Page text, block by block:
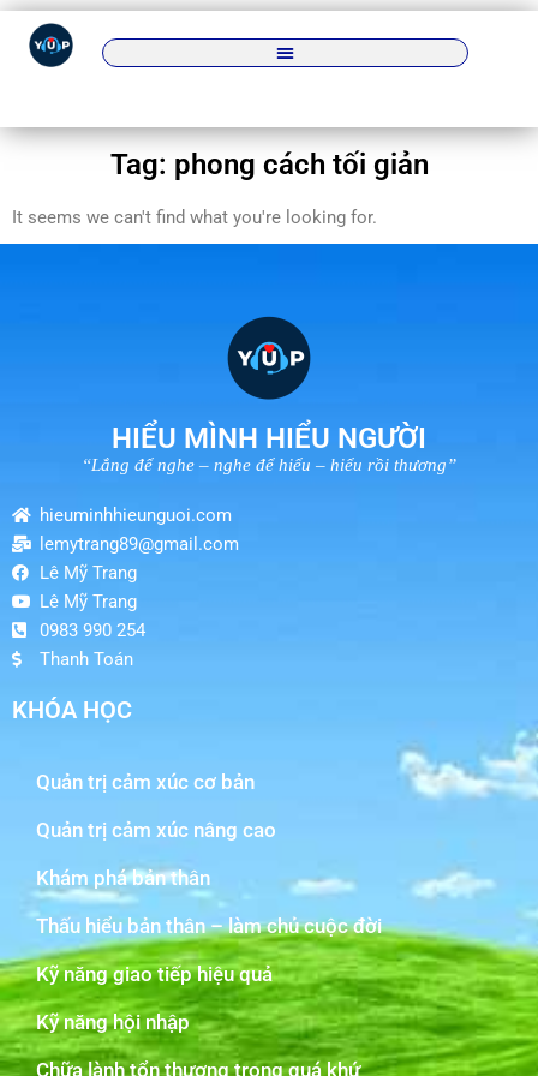
Tag: phong cách tối giản
It seems we can't find what you're looking for.
HIỂU MÌNH HIỂU NGƯỜI
“Lắng để nghe – nghe để hiểu – hiểu rồi thương”
hieuminhhieunguoi.com
lemytrang89@gmail.com
Lê Mỹ Trang
Lê Mỹ Trang
0983 990 254
Thanh Toán
KHÓA HỌC
Quản trị cảm xúc cơ bản
Quản trị cảm xúc nâng cao
Khám phá bản thân
Thấu hiểu bản thân – làm chủ cuộc đời
Kỹ năng giao tiếp hiệu quả
Kỹ năng hội nhập
Chữa lành tổn thương trong quá khứ